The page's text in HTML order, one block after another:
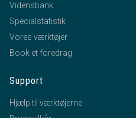
Vidensbank
Specialstatistik
Vores værktøjer
Book et foredrag
Support
Hjælp til værktøjerne